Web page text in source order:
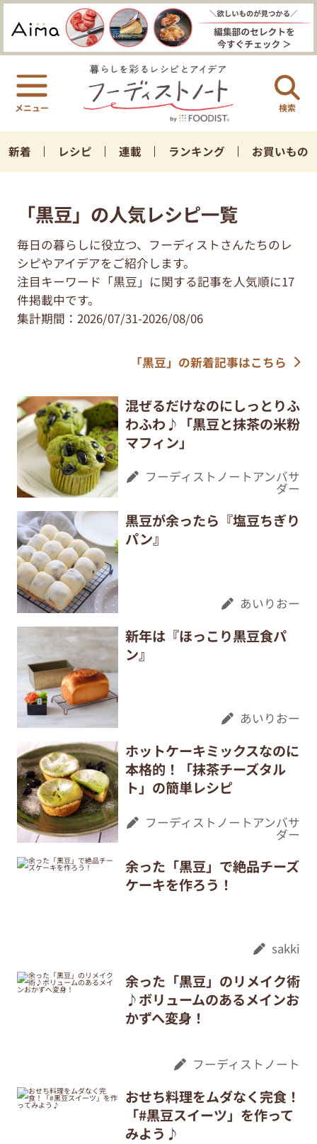
検索
新着 レシピ 連載 ランキング お買いもの
「黒豆」の人気レシピ一覧
毎日の暮らしに役立つ、フーディストさんたちのレ
シピやアイデアをご紹介します。
注目キーワード「黒豆」に関する記事を人気順に17
件掲載中です。
集計期間：2026/07/31-2026/08/06
「黒豆」の新着記事はこちら
混ぜるだけなのにしっとりふ
わふわ♪「黒豆と抹茶の米粉
マフィン」
フーディストノートアンバサ
ダー
黒豆が余ったら『塩豆ちぎり
パン』
あいりおー
新年は『ほっこり黒豆食パ
ン』
あいりおー
ホットケーキミックスなのに
本格的！「抹茶チーズタル
ト」の簡単レシピ
フーディストノートアンバサ
ダー
余った「黒豆」で絶品チーズ
ケーキを作ろう！
sakki
余った「黒豆」のリメイク術
♪ボリュームのあるメインお
かずへ変身！
フーディストノート
おせち料理をムダなく完食！
「#黒豆スイーツ」を作って
みよう♪